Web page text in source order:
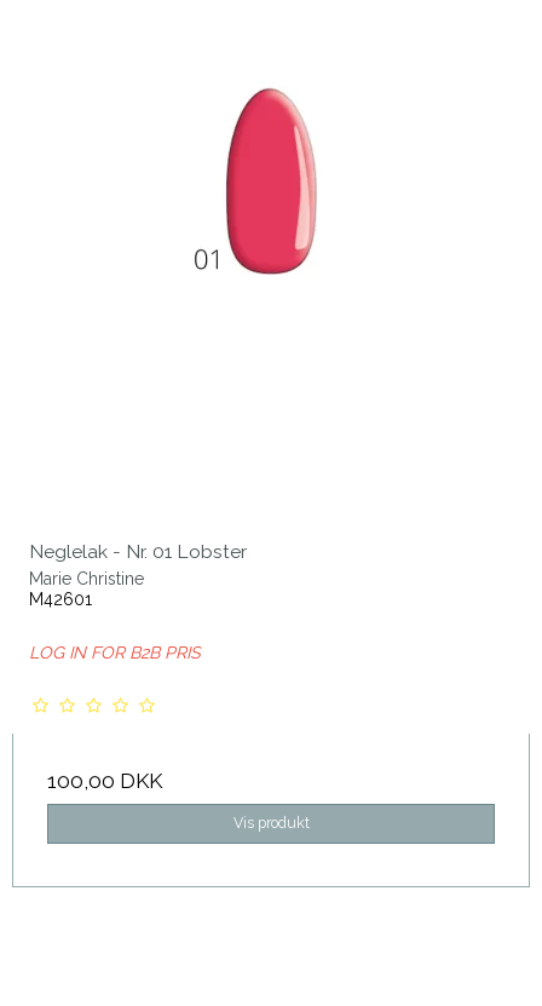
Neglelak - Nr. 01 Lobster
Marie Christine
M42601
LOG IN FOR B2B PRIS
100,00 DKK
Vis produkt